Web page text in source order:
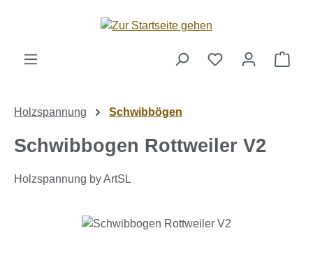
Zum Hauptinhalt springen
Holzspannung Schwibbögen
Schwibbogen Rottweiler V2
Holzspannung by ArtSL
Bildergalerie überspringen